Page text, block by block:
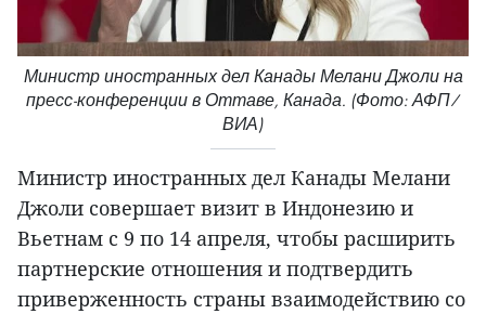
Министр иностранных дел Канады Мелани Джоли на
пресс-конференции в Оттаве, Канада. (Фото: АФП/
ВИА)
Министр иностранных дел Канады Мелани
Джоли совершает визит в Индонезию и
Вьетнам с 9 по 14 апреля, чтобы расширить
партнерские отношения и подтвердить
приверженность страны взаимодействию со